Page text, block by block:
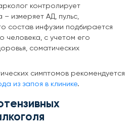
контролирует
– измеряет АД, пульс,
состав инфузии подбирается
человека, с учетом его
соматических
симптомов рекомендуется
из запоя в клинике.